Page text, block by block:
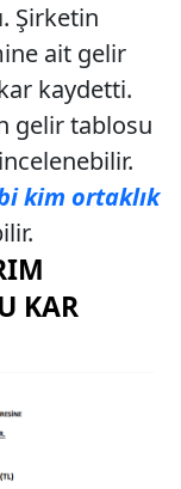
Şirketin
ait gelir
kaydetti.
gelir tablosu
kim ortaklık
KAR